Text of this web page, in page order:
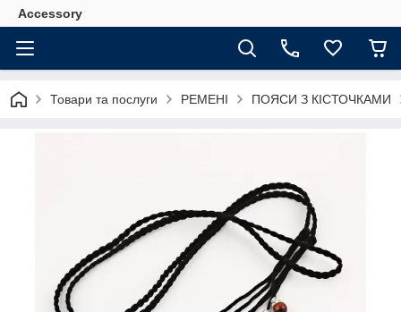
Accessory
Товари та послуги РЕМЕНІ ПОЯСИ З КІСТОЧКАМИ